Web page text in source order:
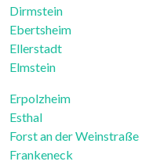
Dirmstein
Ebertsheim
Ellerstadt
Elmstein
Erpolzheim
Esthal
Forst an der Weinstraße
Frankeneck